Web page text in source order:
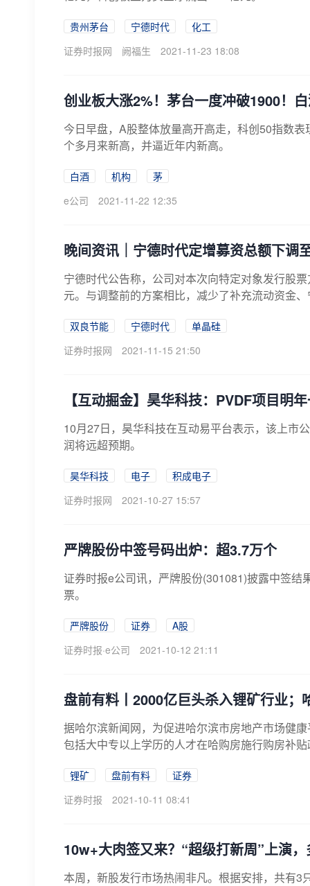
贵州茅台 宁德时代
化工
证券时报网
阙福生 2021-11-23 18:08
创业板大涨2%！茅台一度冲破1900！
今日早盘，A股整体放量高开高走，科创50指数
个多月来新高，并逼近年内新高。
白酒 机构
茅
e公司
2021-11-22 12:35
晚间资讯｜宁德时代定增募资总额下调
宁德时代公告称，公司对本次向特定对象发行股
元。与调整前的方案相比，减少了补充流动资金
双良节能 宁德时代
单晶硅
证券时报网
2021-11-15 21:50
【互动掘金】昊华科技：PVDF项目明
10月27日，昊华科技在互动易平台表示，该上市
润将远超预期。
昊华科技 电子
积成电子
证券时报网
2021-10-27 15:57
严牌股份中签号码出炉：超3.7万个
证券时报e公司讯，严牌股份(301081)披露中签
票。
严牌股份 证券
A股
证券时报·e公司
2021-10-12 21:11
盘前有料丨2000亿巨头杀入锂矿行业
据哈尔滨新闻网，为促进哈尔滨市房地产市场健
包括大中专以上学历的人才在哈购房施行购房补
锂矿 盘前有料
证券
证券时报
2021-10-11 08:41
10w+大肉签又来？“超级打新周”上演
本周，新股发行市场热闹非凡。根据安排，共有